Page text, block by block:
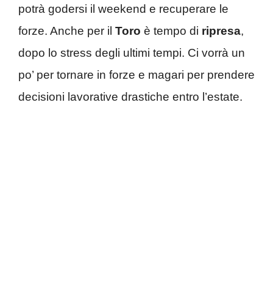
potrà godersi il weekend e recuperare le
forze. Anche per il Toro è tempo di ripresa,
dopo lo stress degli ultimi tempi. Ci vorrà un
po’ per tornare in forze e magari per prendere
decisioni lavorative drastiche entro l’estate.